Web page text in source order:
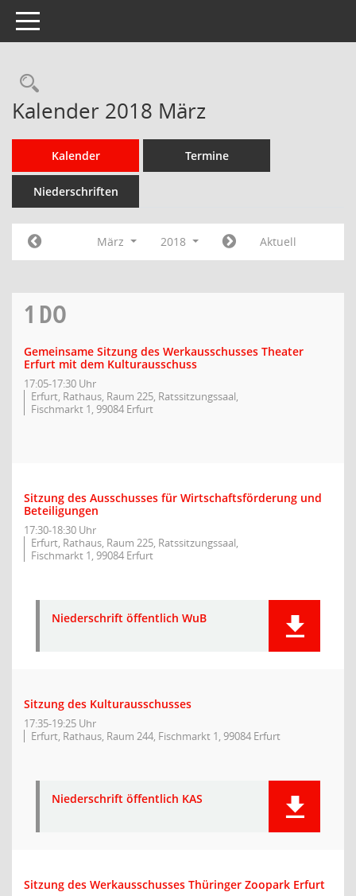
Toggle navigation
Rechercheauswahl
Kalender 2018 März
Kalender Termine
Niederschriften
März 2018 Aktuell
1 DO
Gemeinsame Sitzung des Werkausschusses Theater
Erfurt mit dem Kulturausschuss
17:05-17:30 Uhr
Erfurt, Rathaus, Raum 225, Ratssitzungssaal,
Fischmarkt 1, 99084 Erfurt
Sitzung des Ausschusses für Wirtschaftsförderung und
Beteiligungen
17:30-18:30 Uhr
Erfurt, Rathaus, Raum 225, Ratssitzungssaal,
Fischmarkt 1, 99084 Erfurt
Niederschrift öffentlich WuB
Sitzung des Kulturausschusses
17:35-19:25 Uhr
Erfurt, Rathaus, Raum 244, Fischmarkt 1, 99084 Erfurt
Niederschrift öffentlich KAS
Sitzung des Werkausschusses Thüringer Zoopark Erfurt